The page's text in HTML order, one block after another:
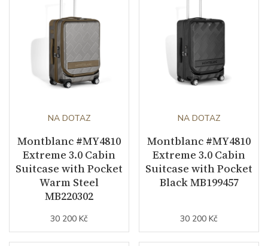
NA DOTAZ
Montblanc #MY4810
Extreme 3.0 Cabin
Suitcase with Pocket
Warm Steel
MB220302
30 200 Kč
NA DOTAZ
Montblanc #MY4810
Extreme 3.0 Cabin
Suitcase with Pocket
Black MB199457
30 200 Kč